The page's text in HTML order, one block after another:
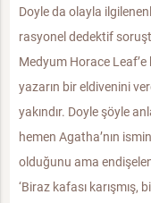
Doyle da olayla
rasyonel dedektif
Medyum Horace
yazarın bir eldivenini
yakındır. Doyle şöyle
hemen Agatha’nın
olduğunu ama
‘Biraz kafası karışmış,